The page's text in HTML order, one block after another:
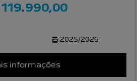
2025/2026
informações